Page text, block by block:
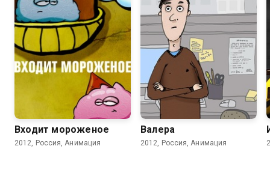
7.2
Входит мороженое
2012, Россия, Анимация
5.8
Валера
2012, Россия, Анимация